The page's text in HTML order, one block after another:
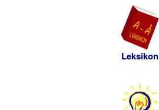
Leksikon